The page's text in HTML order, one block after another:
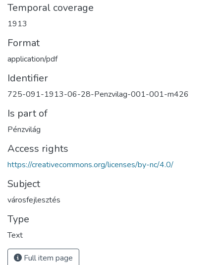
Temporal coverage
1913
Format
application/pdf
Identifier
725-091-1913-06-28-Penzvilag-001-001-m426
Is part of
Pénzvilág
Access rights
https://creativecommons.org/licenses/by-nc/4.0/
Subject
városfejlesztés
Type
Text
Full item page